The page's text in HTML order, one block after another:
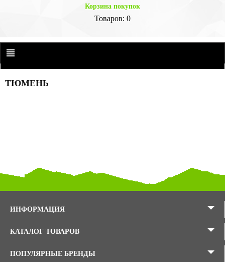
Корзина покупок
Товаров: 0
ТЮМЕНЬ
ИНФОРМАЦИЯ
КАТАЛОГ ТОВАРОВ
ПОПУЛЯРНЫЕ БРЕНДЫ